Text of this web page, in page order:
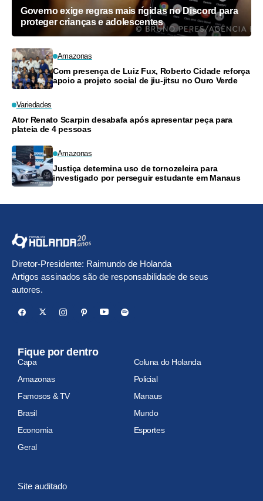
Governo exige regras mais rígidas no Discord para
proteger crianças e adolescentes
Amazonas
Com presença de Luiz Fux, Roberto Cidade reforça
apoio a projeto social de jiu-jitsu no Ouro Verde
Variedades
Ator Renato Scarpin desabafa após apresentar peça para
plateia de 4 pessoas
Amazonas
Justiça determina uso de tornozeleira para
investigado por perseguir estudante em Manaus
Diretor-Presidente: Raimundo de Holanda
Artigos assinados são de responsabilidade de seus
autores.
Fique por dentro
Capa
Coluna do Holanda
Amazonas
Policial
Famosos & TV
Manaus
Brasil
Mundo
Economia
Esportes
Geral
Site auditado